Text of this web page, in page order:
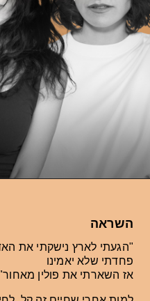
השראה
"הגעתי לארץ נישקתי את
פחדתי שלא יאמינו
אז השארתי את פולין